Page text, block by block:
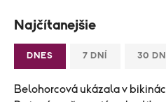
Najčítanejšie
DNES 7 DNÍ 30 DNÍ
Belohorcová ukázala v